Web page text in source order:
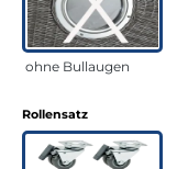
ohne Bullaugen
Rollensatzauswählen